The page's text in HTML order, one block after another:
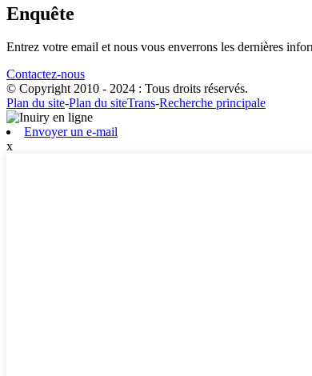
Enquête
Entrez votre email et nous vous enverrons les dernières
Contactez-nous
© Copyright 2010 - 2024 : Tous droits réservés.
Plan du site-Plan du siteTrans-Recherche principale
Envoyer un e-mail
x